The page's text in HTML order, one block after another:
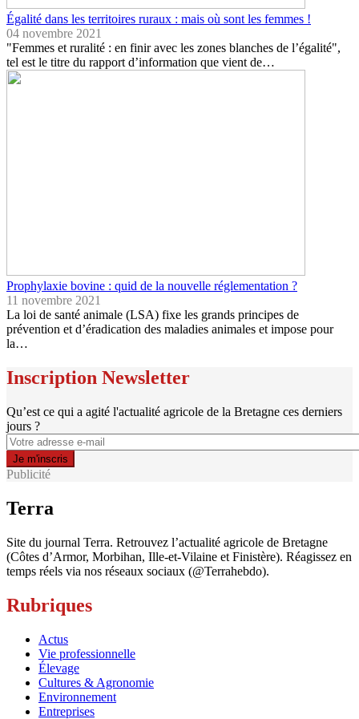
Égalité dans les territoires ruraux : mais où sont les femmes !
04 novembre 2021
"Femmes et ruralité : en finir avec les zones blanches de l’égalité",
tel est le titre du rapport d’information que vient de…
Prophylaxie bovine : quid de la nouvelle réglementation ?
11 novembre 2021
La loi de santé animale (LSA) fixe les grands principes de
prévention et d’éradication des maladies animales et impose pour
la…
Inscription Newsletter
Qu’est ce qui a agité l'actualité agricole de la Bretagne ces derniers
jours ?
Publicité
Terra
Site du journal Terra. Retrouvez l’actualité agricole de Bretagne
(Côtes d’Armor, Morbihan, Ille-et-Vilaine et Finistère). Réagissez en
temps réels via nos réseaux sociaux (@Terrahebdo).
Rubriques
Actus
Vie professionnelle
Élevage
Cultures & Agronomie
Environnement
Entreprises